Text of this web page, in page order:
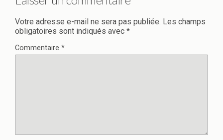
Votre adresse e-mail ne sera pas publiée. Les champs
obligatoires sont indiqués avec *
Commentaire *